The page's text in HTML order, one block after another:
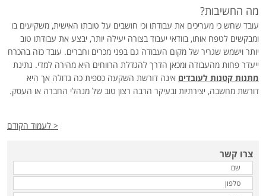
מה החשיבות?
עובד שחש כי מעריכים את עבודתו וכי חושבים על טובתו האישית, משקיעים בו
ומבקשים לטפח אותו, בוודאי יעבוד בצורה יעילה יותר, יבצע את עבודתו טוב
יותר וישמש שגריר של מקום העבודה גם בפני מכרים וחברים. עובד כזה בהכרח
ייעדר פחות מהעבודה ומכאן הדרך להגדלת הרווחים היא מהירה למדי. נתינת
מתנות קטנות לעובדים אינה דורשת השקעה כספית כה גדולה אך היא
דורשת מחשבה, יצירתיות ובעיקר הרבה רצון טוב של מנהלי החברה או העסק.
< לעמוד הקודם
צרו קשר